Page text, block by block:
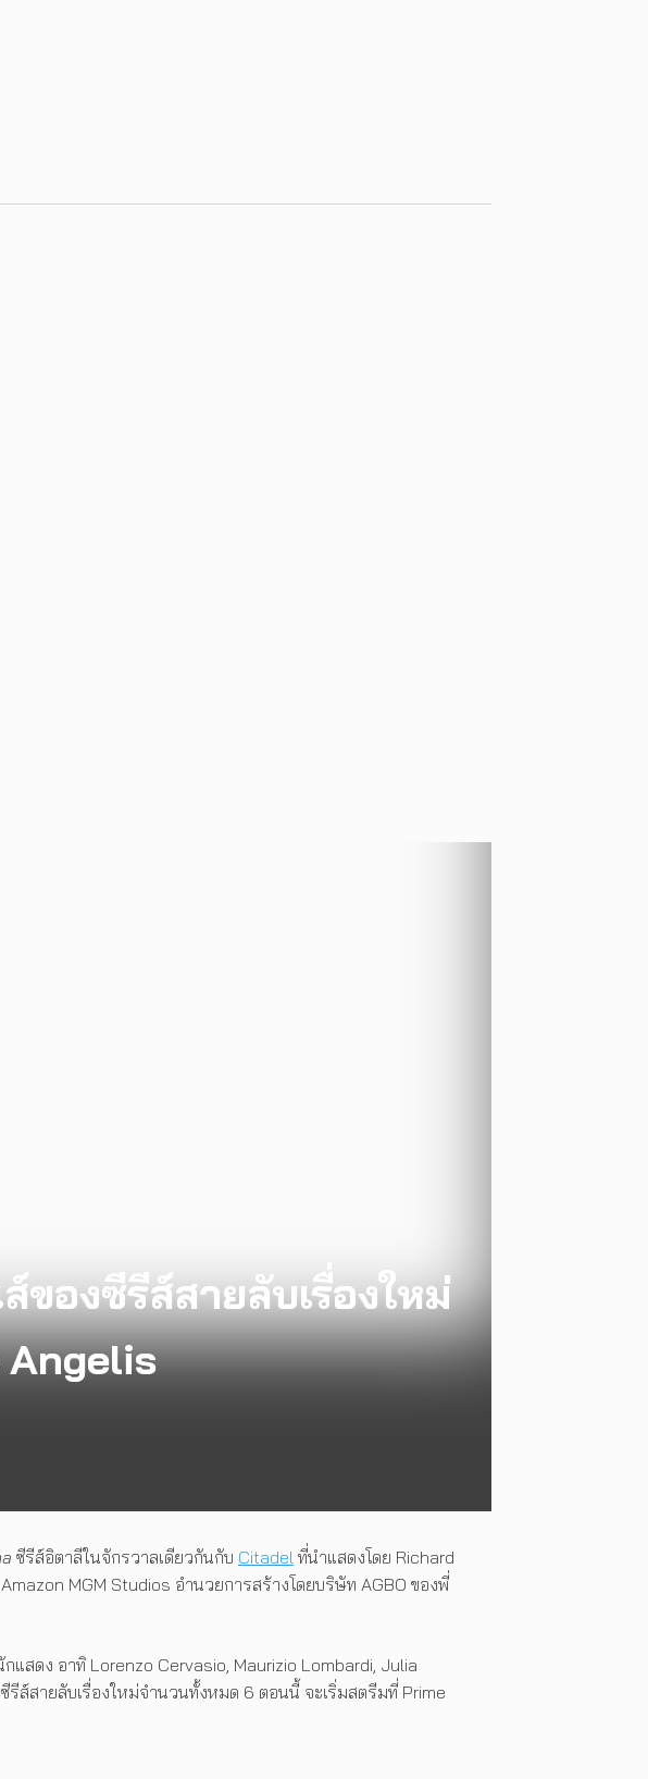
องซีรีส์สายลับเรื่องใหม่
ซีรีส์อิตาลีในจักรวาลเดียวกันกับ Citadel ที่นำแสดงโดย Richard
MGM Studios อำนวยการสร้างโดยบริษัท AGBO ของพี่
แสดง อาทิ Lorenzo Cervasio, Maurizio Lombardi, Julia
รีส์สายลับเรื่องใหม่จำนวนทั้งหมด 6 ตอนนี้ จะเริ่มสตรีมที่ Prime